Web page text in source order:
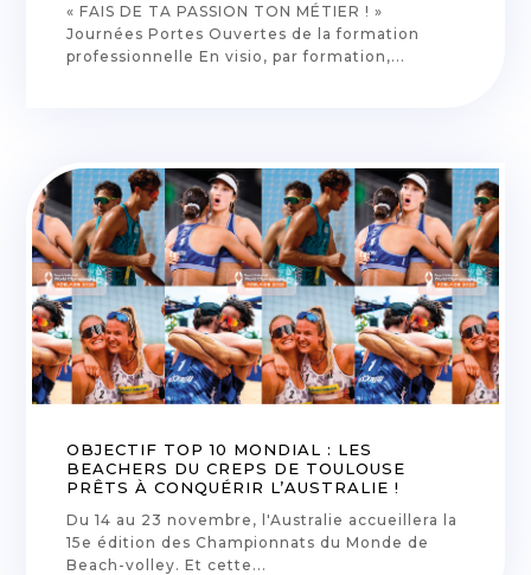
« FAIS DE TA PASSION TON MÉTIER ! »
Journées Portes Ouvertes de la formation
professionnelle En visio, par formation,...
OBJECTIF TOP 10 MONDIAL : LES
BEACHERS DU CREPS DE TOULOUSE
PRÊTS À CONQUÉRIR L’AUSTRALIE !
Du 14 au 23 novembre, l'Australie accueillera la
15e édition des Championnats du Monde de
Beach-volley. Et cette...